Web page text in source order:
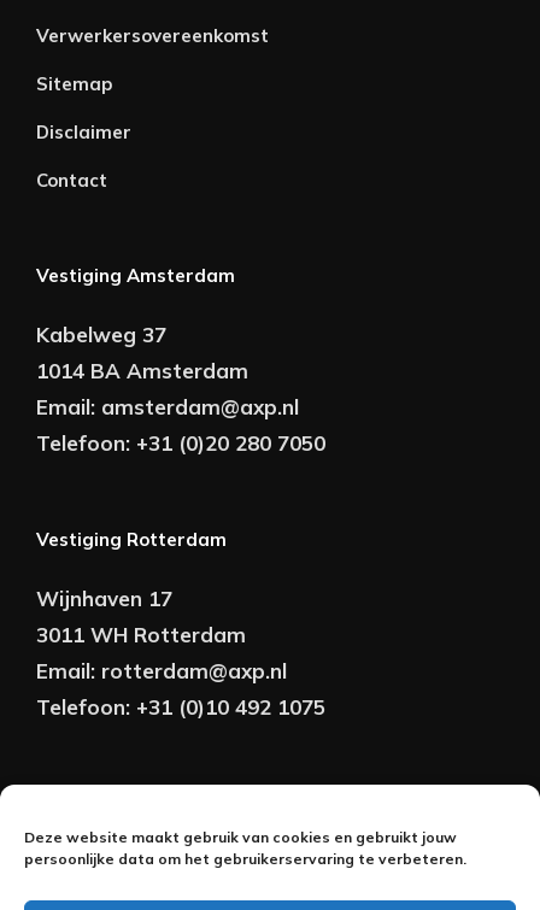
Deze website maakt gebruik van cookies en gebruikt jouw
persoonlijke data om het gebruikerservaring te verbeteren.
Verwerkersovereenkomst
Sitemap
Disclaimer
Contact
Vestiging Amsterdam
Kabelweg 37
1014 BA Amsterdam
Email: amsterdam@axp.nl
Telefoon: +31 (0)20 280 7050
Vestiging Rotterdam
Wijnhaven 17
3011 WH Rotterdam
Email: rotterdam@axp.nl
Telefoon: +31 (0)10 492 1075
Onderhoud: